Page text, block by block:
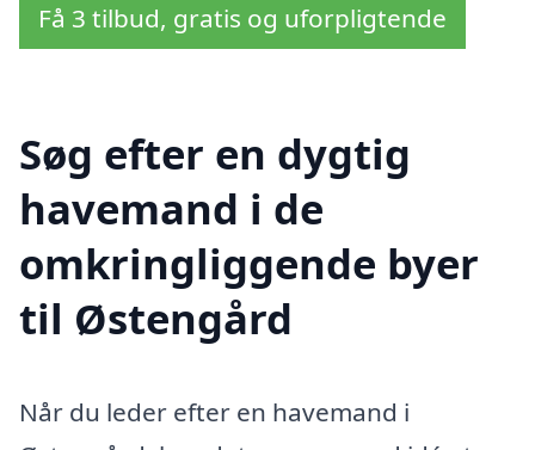
Få 3 tilbud, gratis og uforpligtende
Søg efter en dygtig
havemand i de
omkringliggende byer
til Østengård
Når du leder efter en havemand i